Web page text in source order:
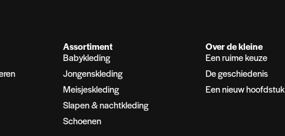
Assortiment
Babykleding
Jongenskleding
Meisjeskleding
Slapen & nachtkleding
Schoenen
Over de kleine
Een ruime keuze
De geschiedenis
Een nieuw hoofdstuk